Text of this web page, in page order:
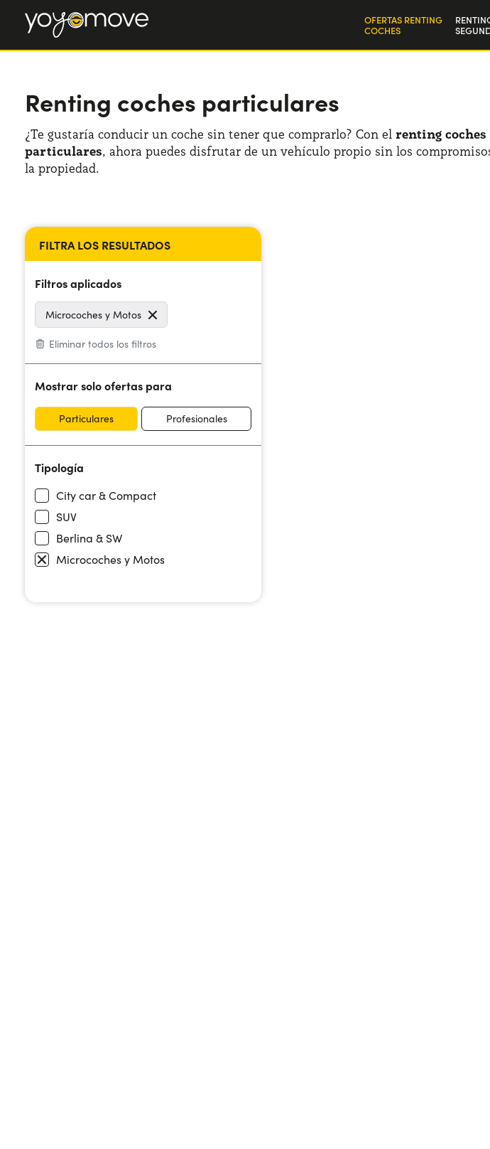
OFERTAS RENTING
COCHES
Renting coches particulares
¿Te gustaría conducir un coche sin tener que comprarlo? Con el renting coches
particulares, ahora puedes disfrutar de un vehículo propio sin los
la propiedad.
Filtros aplicados
Eliminar todos los filtros
Microcoches y Motos
Mostrar solo ofertas para
Particulares Profesionales
Tipología
City car & Compact
SUV
Berlina & SW
Microcoches y Motos